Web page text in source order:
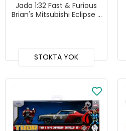
Jada 1:32 Fast & Furious
Brian's Mitsubishi Eclipse -
STOKTA YOK